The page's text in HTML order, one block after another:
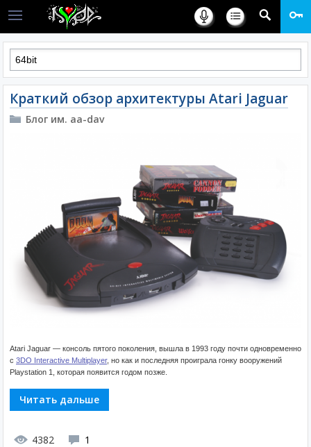
Краткий обзор архитектуры Atari Jaguar
Блог им. aa-dav
Atari Jaguar — консоль пятого поколения, вышла в 1993 году почти одновременно
с 3DO Interactive Multiplayer, но как и последняя проиграла гонку вооружений
Playstation 1, которая появится годом позже.
Читать дальше
4382 1